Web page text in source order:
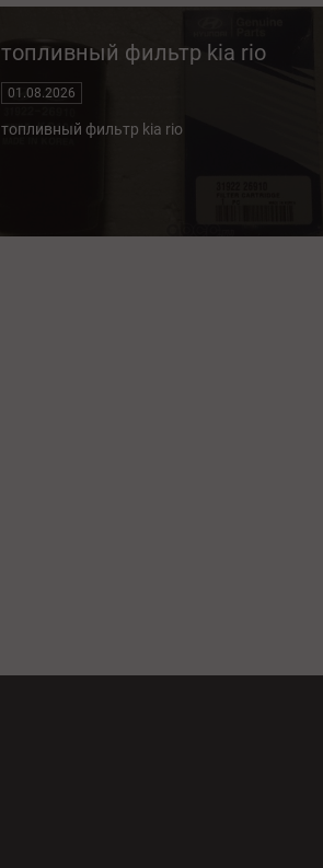
топливный фильтр kia rio
01.08.2026
топливный фильтр kia rio